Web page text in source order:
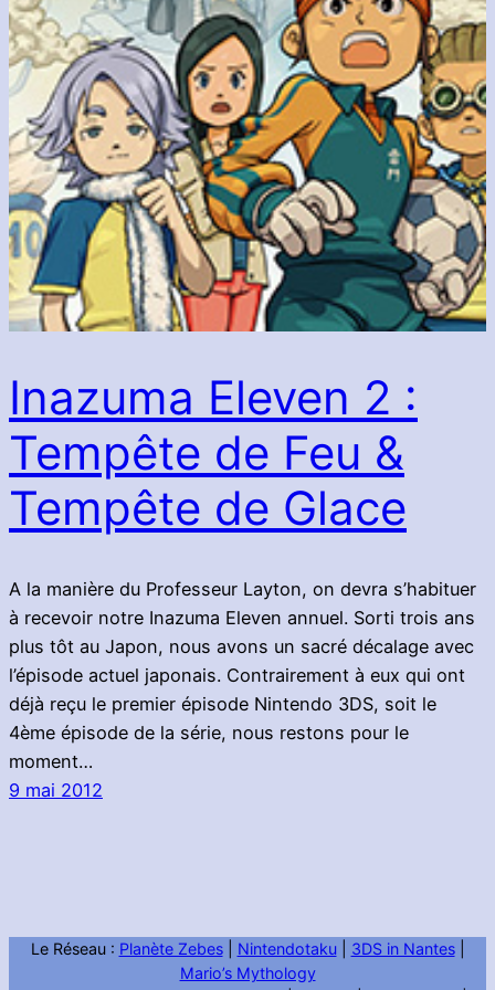
Inazuma Eleven 2 :
Tempête de Feu &
Tempête de Glace
A la manière du Professeur Layton, on devra s’habituer
à recevoir notre Inazuma Eleven annuel. Sorti trois ans
plus tôt au Japon, nous avons un sacré décalage avec
l’épisode actuel japonais. Contrairement à eux qui ont
déjà reçu le premier épisode Nintendo 3DS, soit le
4ème épisode de la série, nous restons pour le
moment…
9 mai 2012
Le Réseau : Planète Zebes| Nintendotaku| 3DS in Nantes|
Mario’s Mythology